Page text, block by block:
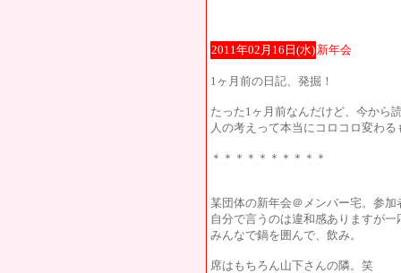
2011年02月16日(水) 新年会
1ヶ月前の日記、発掘！
たった1ヶ月前なんだけど、今から
人の考えって本当にコロコロ変わる
＊＊＊＊＊＊＊＊＊＊
某団体の新年会＠メンバー宅。参加
自分で言うのは違和感ありますが一
みんなで鍋を囲んで、飲み。
席はもちろん山下さんの隣。笑